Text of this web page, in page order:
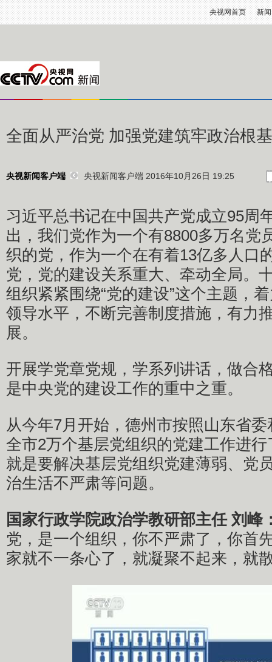
央视网首页 新闻
全面从严治党 加强党建筑牢政治根基
央视新闻客户端 央视新闻客户端 2016年10月26日 19:25
习近平总书记在中国共产党成立95周
出，我们党作为一个有8800多万名党
织的党，作为一个在有着13亿多人口
党，党的建设关系重大、牵动全局。
组织紧紧围绕“党的建设”这个主题，
领导水平，不断完善制度措施，有力
展。
开展学党章党规，学系列讲话，做合
是中央党的建设工作的重中之重。
从今年7月开始，德州市按照山东省
全市2万个基层党组织的党建工作进
就是要解决基层党组织党建薄弱、党
治生活不严肃等问题。
国家行政学院政治学教研部主任 刘峰
党，是一个组织，你不严肃了，你首
家就不一条心了，就凝聚不起来，就